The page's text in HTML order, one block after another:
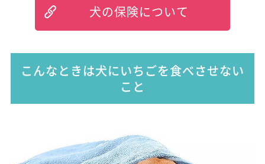
犬の保険について
こんなときは犬にいちごを食べさせない
こと